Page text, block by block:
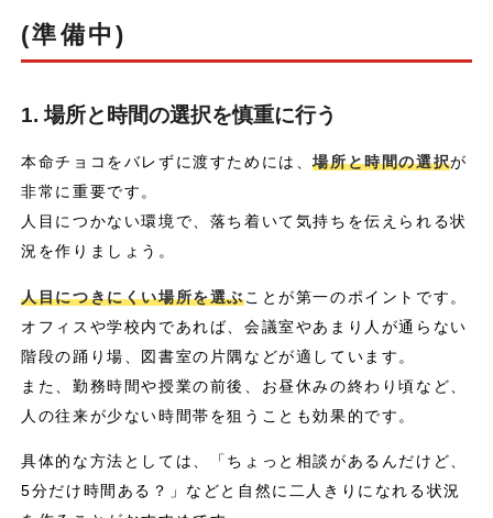
(準備中)
1. 場所と時間の選択を慎重に行う
本命チョコをバレずに渡すためには、場所と時間の選択が
非常に重要です。
人目につかない環境で、落ち着いて気持ちを伝えられる状
況を作りましょう。
人目につきにくい場所を選ぶことが第一のポイントです。
オフィスや学校内であれば、会議室やあまり人が通らない
階段の踊り場、図書室の片隅などが適しています。
また、勤務時間や授業の前後、お昼休みの終わり頃など、
人の往来が少ない時間帯を狙うことも効果的です。
具体的な方法としては、「ちょっと相談があるんだけど、
5分だけ時間ある？」などと自然に二人きりになれる状況